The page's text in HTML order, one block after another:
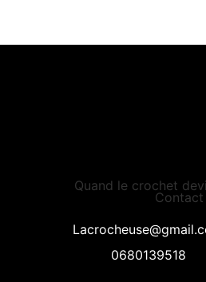
Quand le crochet
Contact
0680139518